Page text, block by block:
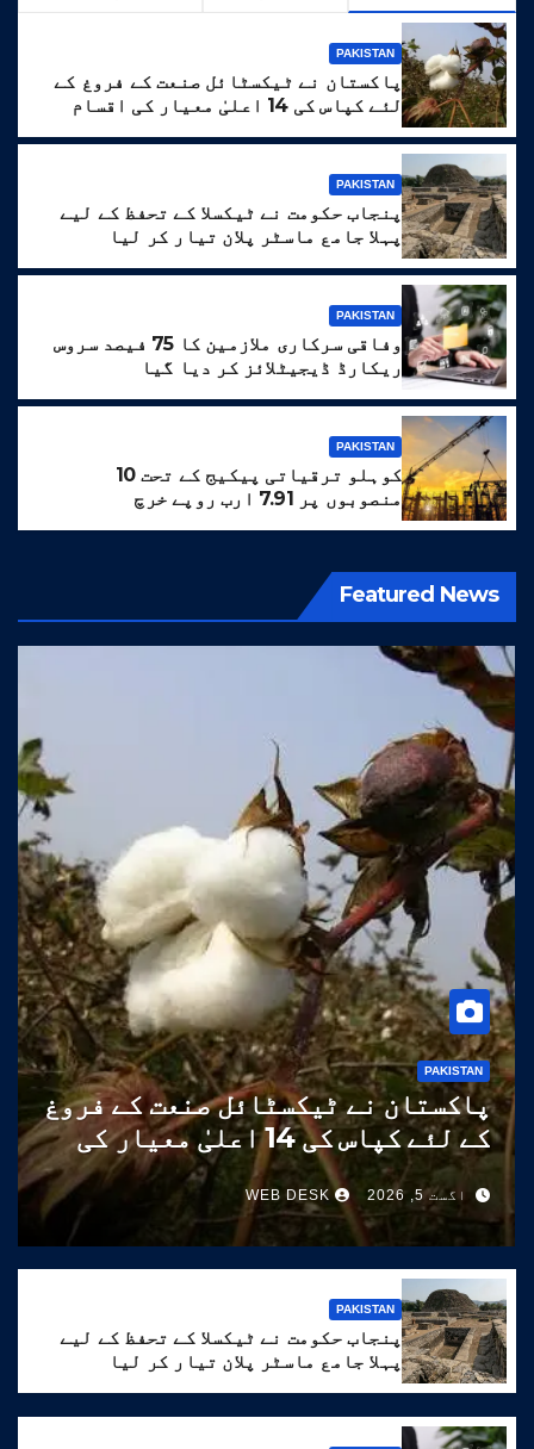
PAKISTAN
پاکستان نے ٹیکسٹائل صنعت کے فروغ کے
لئے کپاس کی 14 اعلیٰ معیار کی اقسام
PAKISTAN
پنجاب حکومت نے ٹیکسلا کے تحفظ کے لیے
پہلا جامع ماسٹر پلان تیار کر لیا
PAKISTAN
وفاقی سرکاری ملازمین کا 75 فیصد سروس
ریکارڈ ڈیجیٹلائز کر دیا گیا
PAKISTAN
کوہلو ترقیاتی پیکیج کے تحت 10
منصوبوں پر 7.91 ارب روپے خرچ
Featured News
PAKISTAN
پاکستان نے ٹیکسٹائل صنعت کے فروغ
کے لئے کپاس کی 14 اعلیٰ معیار کی
اقسام تیار کر لیں
اگست 5, 2026 WEB DESK
PAKISTAN
پنجاب حکومت نے ٹیکسلا کے تحفظ کے لیے
پہلا جامع ماسٹر پلان تیار کر لیا